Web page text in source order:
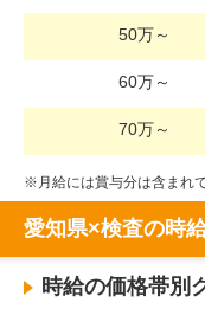
50万～
60万～
70万～
※月給には賞与分は含まれ
愛知県×検査の時
時給の価格帯別